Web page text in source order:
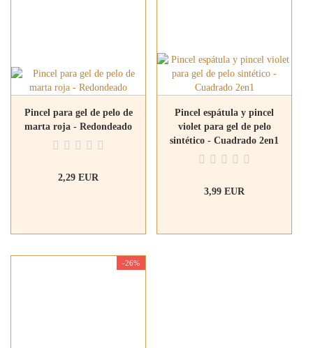
Pincel para gel de pelo de
marta roja - Redondeado
2,29 EUR
Pincel espátula y pincel
violet para gel de pelo
sintético - Cuadrado 2en1
3,99 EUR
-26%